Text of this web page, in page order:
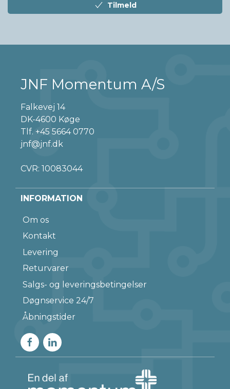
Tilmeld
JNF Momentum A/S
Falkevej 14
DK-4600 Køge
Tlf. +45 5664 0770
jnf@jnf.dk
CVR: 10083044
INFORMATION
Om os
Kontakt
Levering
Returvarer
Salgs- og leveringsbetingelser
Døgnservice 24/7
Åbningstider